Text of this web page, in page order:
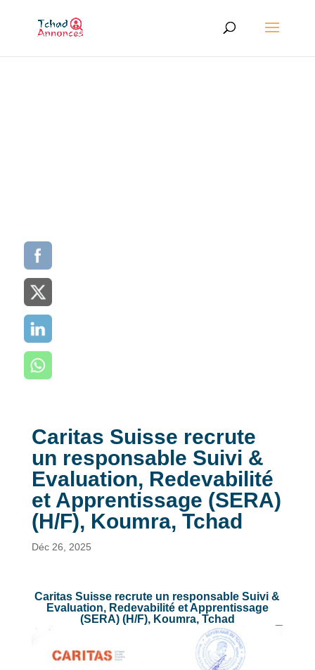
Caritas Suisse recrute
un responsable Suivi &
Evaluation, Redevabilité
et Apprentissage (SERA)
(H/F), Koumra, Tchad
Déc 26, 2025
Caritas Suisse recrute un responsable Suivi &
Evaluation, Redevabilité et Apprentissage
(SERA) (H/F), Koumra, Tchad